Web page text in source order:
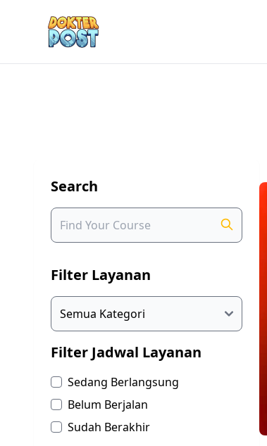
Search
Filter Layanan
Filter Jadwal Layanan
Sedang Berlangsung
Belum Berjalan
Sudah Berakhir